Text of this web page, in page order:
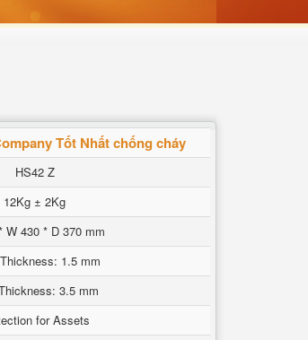
Tốt Nhất chống cháy
HS42 Z
12Kg ± 2Kg
W 430 * D 370 mm
1.5 mm
3.5 mm
for Assets